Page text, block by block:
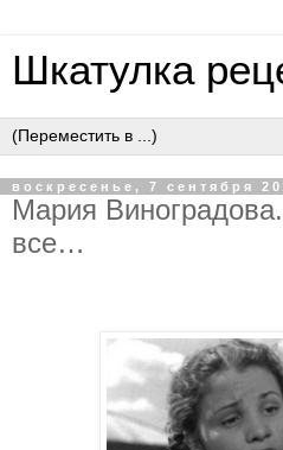
Шкатулка
воскресенье, 7 сентября
Мapия
вce…